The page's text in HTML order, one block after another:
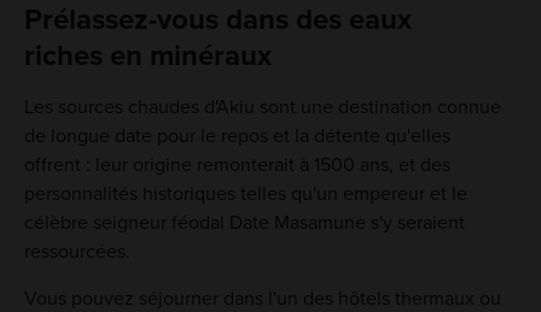
Prélassez-vous dans des eaux
riches en minéraux
Les sources chaudes d'Akiu sont une destination connue
de longue date pour le repos et la détente qu'elles
offrent : leur origine remonterait à 1500 ans, et des
personnalités historiques telles qu'un empereur et le
célèbre seigneur féodal Date Masamune s'y seraient
ressourcées.
Vous pouvez séjourner dans l'un des hôtels thermaux ou